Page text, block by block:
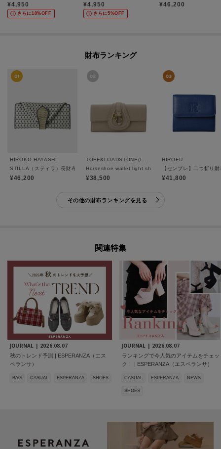
¥4,950
さらに10%OFF
¥4,950
さらに5%OFF
¥46,200
財布ランキング
HIROKO HAYASHI
STILLA（スティラ）長財布
¥46,200
TOFF&LOADSTONE(Ladies)
Horseshoe wallet light shrink（ホースシュー ウォレッ
¥38,500
HIROFU
【センプレ】二つ折り
¥41,800
その他の財布ランキングを見る
関連特集
JOURNAL | 2026.08.07
秋のトレンド予測 | ESPERANZA（エス
ペランサ）
BAG CASUAL ESPERANZA SHOES
JOURNAL | 2026.08.07
ランキングで今人気のアイテムをチェッ
ク！ | ESPERANZA（エスペランサ）
CASUAL ESPERANZA NEWS
SHOES